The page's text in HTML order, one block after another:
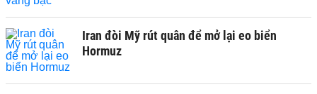
Iran đòi Mỹ rút quân để mở lại eo biển
Hormuz